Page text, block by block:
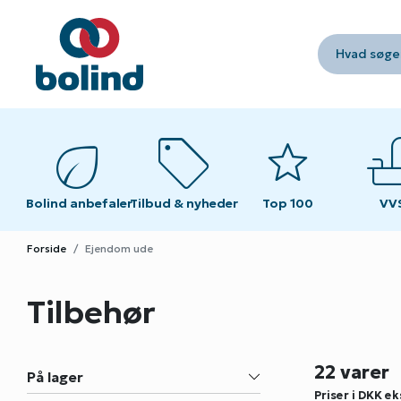
Hvad søger
eco
Bolind anbefaler sell
Tilbud & nyheder star
Top 100
Forside Ejendom ude
Tilbehør
På lager 22 varer
Priser i DKK